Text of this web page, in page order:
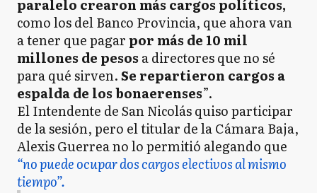
paralelo crearon más cargos políticos,
como los del Banco Provincia, que ahora van
a tener que pagar por más de 10 mil
millones de pesos a directores que no sé
para qué sirven.Se repartieron cargos a
espalda de los bonaerenses”.
El Intendente de San Nicolás quiso participar
de la sesión, pero el titular de la Cámara Baja,
Alexis Guerrea no lo permitió alegando que
“no puede ocupar dos cargos electivos al mismo
tiempo”.